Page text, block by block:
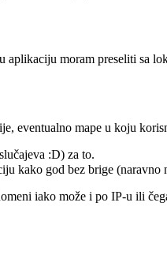
moram preseliti sa
eventualno mape u koju
:D) za to.
kako god bez brige (naravno
iako može i po IP-u ili